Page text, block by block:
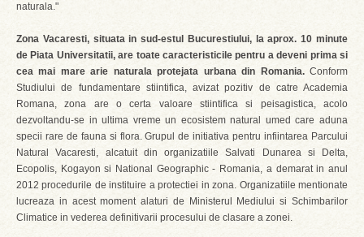
naturala."
Zona Vacaresti, situata in sud-estul Bucurestiului, la aprox. 10 minute
de Piata Universitatii, are toate caracteristicile pentru a deveni prima si
cea mai mare arie naturala protejata urbana din Romania.Conform
Studiului de fundamentare stiintifica, avizat pozitiv de catre Academia
Romana, zona are o certa valoare stiintifica si peisagistica, acolo
dezvoltandu-se in ultima vreme un ecosistem natural umed care aduna
specii rare de fauna si flora. Grupul de initiativa pentru infiintarea Parcului
Natural Vacaresti, alcatuit din organizatiile Salvati Dunarea si Delta,
Ecopolis, Kogayon si National Geographic - Romania, a demarat in anul
2012 procedurile de instituire a protectiei in zona. Organizatiile mentionate
lucreaza in acest moment alaturi de Ministerul Mediului si Schimbarilor
Climatice in vederea definitivarii procesului de clasare a zonei.